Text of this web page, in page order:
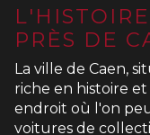
PRÈS DE
La ville de Caen,
riche en histoire
endroit où l'on
voitures de